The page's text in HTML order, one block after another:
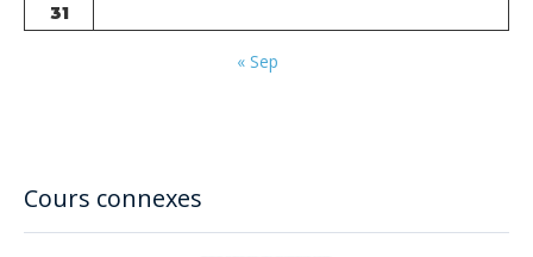
Cours connexes
31
« Sep